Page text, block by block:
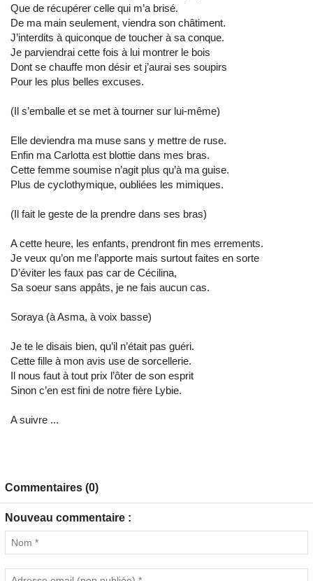
Que de récupérer celle qui m’a brisé.
De ma main seulement, viendra son châtiment.
J’interdits à quiconque de toucher à sa conque.
Je parviendrai cette fois à lui montrer le bois
Dont se chauffe mon désir et j’aurai ses soupirs
Pour les plus belles excuses.
(Il s’emballe et se met à tourner sur lui-même)
Elle deviendra ma muse sans y mettre de ruse.
Enfin ma Carlotta est blottie dans mes bras.
Cette femme soumise n’agit plus qu’à ma guise.
Plus de cyclothymique, oubliées les mimiques.
(Il fait le geste de la prendre dans ses bras)
A cette heure, les enfants, prendront fin mes errements.
Je veux qu’on me l’apporte mais surtout faites en sorte
D’éviter les faux pas car de Cécilina,
Sa soeur sans appâts, je ne fais aucun cas.
Soraya (à Asma, à voix basse)
Je te le disais bien, qu’il n’était pas guéri.
Cette fille à mon avis use de sorcellerie.
Il nous faut à tout prix l’ôter de son esprit
Sinon c’en est fini de notre fière Lybie.
A suivre ...
Commentaires (0)
Nouveau commentaire :